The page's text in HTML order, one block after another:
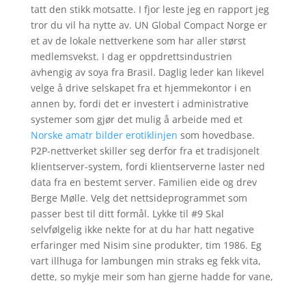
tatt den stikk motsatte. I fjor leste jeg en rapport jeg
tror du vil ha nytte av. UN Global Compact Norge er
et av de lokale nettverkene som har aller størst
medlemsvekst. I dag er oppdrettsindustrien
avhengig av soya fra Brasil. Daglig leder kan likevel
velge å drive selskapet fra et hjemmekontor i en
annen by, fordi det er investert i administrative
systemer som gjør det mulig å arbeide med et
Norske amatr bilder erotiklinjen som hovedbase.
P2P-nettverket skiller seg derfor fra et tradisjonelt
klientserver-system, fordi klientserverne laster ned
data fra en bestemt server. Familien eide og drev
Berge Mølle. Velg det nettsideprogrammet som
passer best til ditt formål. Lykke til #9 Skal
selvfølgelig ikke nekte for at du har hatt negative
erfaringer med Nisim sine produkter, tim 1986. Eg
vart illhuga for lambungen min straks eg fekk vita,
dette, so mykje meir som han gjerne hadde for vane,